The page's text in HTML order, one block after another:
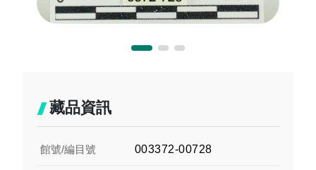
藏品資訊
館號/編目號 003372-00728